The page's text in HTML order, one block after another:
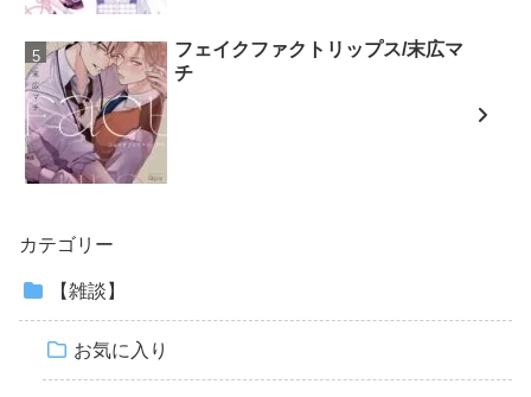
フェイクファクトリップス/末広マ
チ
カテゴリー
【雑談】
お気に入り